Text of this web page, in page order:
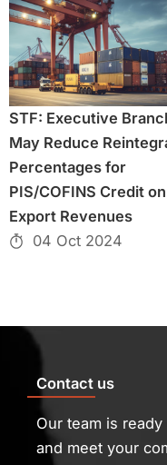
STF: Executive
May Reduce
Percentages for
PIS/COFINS Credit on
Export Revenues
04 Oct 2024
Contact us
Our team is
and meet your